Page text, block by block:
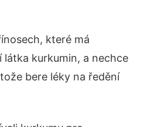
které má
látka kurkumin, a nechce
bere léky na ředění